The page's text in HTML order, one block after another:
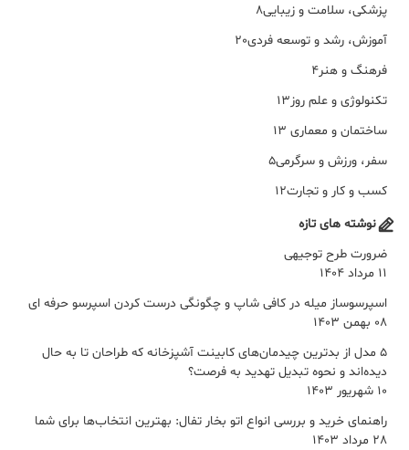
پزشکی، سلامت و زیبایی8
آموزش، رشد و توسعه فردی20
فرهنگ و هنر4
تکنولوژی و علم روز13
ساختمان و معماری 13
سفر، ورزش و سرگرمی5
کسب و کار و تجارت12
نوشته های تازه
ضرورت طرح توجیهی
11 مرداد 1404
اسپرسوساز میله در کافی شاپ و چگونگی درست کردن اسپرسو حرفه ای
08 بهمن 1403
5 مدل از بدترین چیدمان‌های کابینت آشپزخانه که طراحان تا به حال
دیده‌اند و نحوه تبدیل تهدید به فرصت؟
10 شهریور 1403
راهنمای خرید و بررسی انواع اتو بخار تفال: بهترین انتخاب‌ها برای شما
28 مرداد 1403